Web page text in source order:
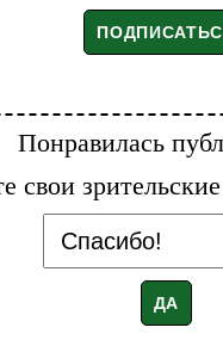
Понравилась
свои